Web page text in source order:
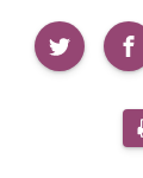
Compartir